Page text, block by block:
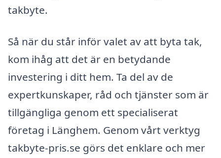
takbyte.
Så när du står inför valet av att byta tak,
kom ihåg att det är en betydande
investering i ditt hem. Ta del av de
expertkunskaper, råd och tjänster som är
tillgängliga genom ett specialiserat
företag i Länghem. Genom vårt verktyg
takbyte-pris.se görs det enklare och mer